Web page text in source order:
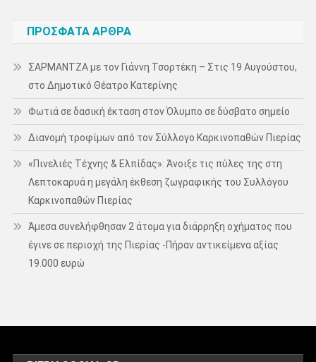
ΠΡΌΣΦΑΤΑ ΆΡΘΡΑ
ΣΑΡΜΑΝΤΖΑ με τον Γιάννη Τσορτέκη – Στις 19 Αυγούστου,
στο Δημοτικό Θέατρο Κατερίνης
Φωτιά σε δασική έκταση στον Όλυμπο σε δύσβατο σημείο
Διανομή τροφίμων από τον Σύλλογο Καρκινοπαθών Πιερίας
«Πινελιές Τέχνης & Ελπίδας»: Άνοιξε τις πύλες της στη
Λεπτοκαρυά η μεγάλη έκθεση ζωγραφικής του Συλλόγου
Καρκινοπαθών Πιερίας
Άμεσα συνελήφθησαν 2 άτομα για διάρρηξη οχήματος που
έγινε σε περιοχή της Πιερίας -Πήραν αντικείμενα αξίας
19.000 ευρώ